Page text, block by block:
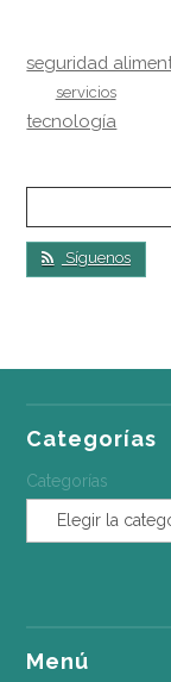
seguridad
servicios
tecnología
Síguenos
Categorías
Categorías
Menú